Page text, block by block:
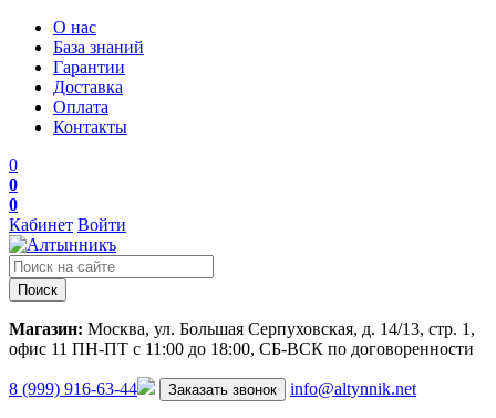
О нас
База знаний
Гарантии
Доставка
Оплата
Контакты
0
0
0
Кабинет Войти
Поиск
Магазин: Москва, ул. Большая Серпуховская, д. 14/13, стр. 1,
офис 11 ПН-ПТ с 11:00 до 18:00, СБ-ВСК по договоренности
8 (999) 916-63-44 Заказать звонок info@altynnik.net